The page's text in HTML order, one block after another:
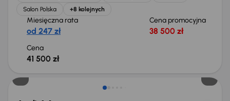
Salon Polska
+8 kolejnych
Miesięczna rata
od 247 zł
Cena promocyjna
38 500 zł
Cena
41 500 zł